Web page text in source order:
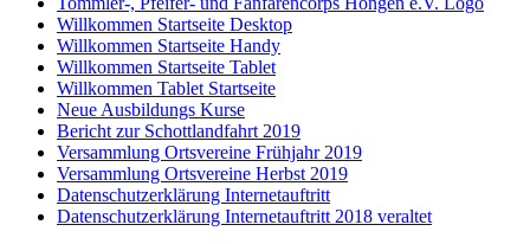
Willkommen Startseite Desktop
Willkommen Startseite Handy
Willkommen Startseite Tablet
Willkommen Tablet Startseite
Neue Ausbildungs Kurse
Bericht zur Schottlandfahrt 2019
Versammlung Ortsvereine Frühjahr 2019
Versammlung Ortsvereine Herbst 2019
Datenschutzerklärung Internetauftritt
Datenschutzerklärung Internetauftritt 2018 veraltet